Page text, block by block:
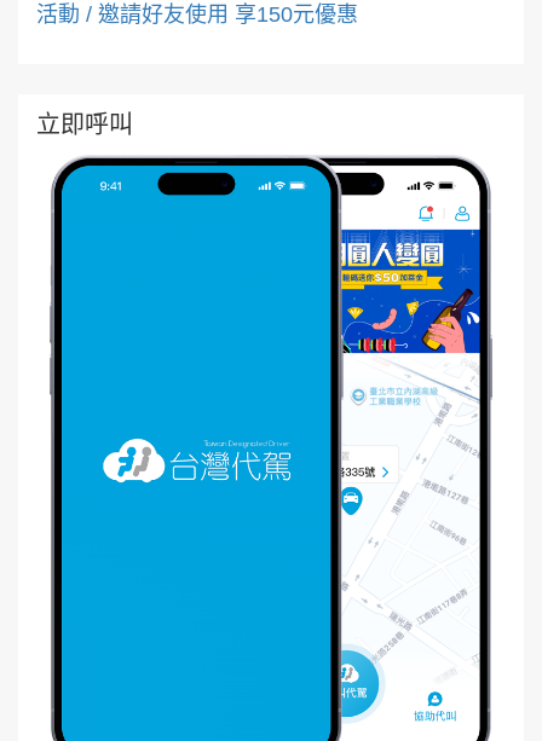
活動 / 邀請好友使用 享150元優惠
立即呼叫